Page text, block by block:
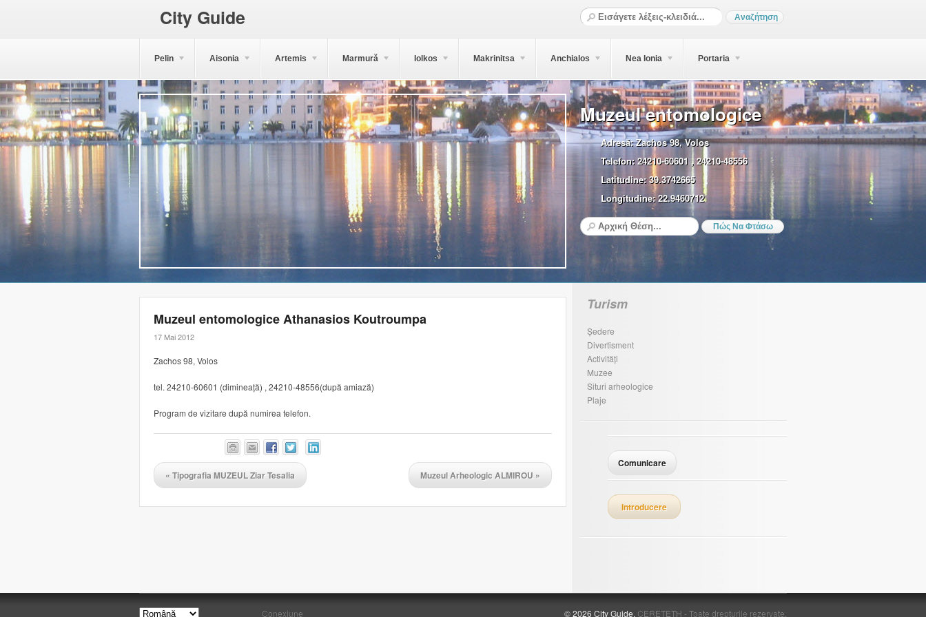
City Guide
Pelin Aisonia Artemis Marmură Iolkos Makrinitsa Anchialos Nea Ionia Portaria
Muzeul entomologice
Adresă:Zachos 98, Volos
Telefon:24210-60601 , 24210-48556
Latitudine:39.3742665
Longitudine:22.9460712
Muzeul entomologice Athanasios Koutroumpa
17 Mai 2012
Zachos 98, Volos
tel. 24210-60601 (dimineață) , 24210-48556(după amiază)
Program de vizitare după numirea telefon.
« Tipografia MUZEUL Ziar Tesalia Muzeul Arheologic ALMIROU »
Turism
Ședere
Divertisment
Activități
Muzee
Situri arheologice
Plaje
Comunicare
Introducere
Conexiune © 2026 City Guide. CERETETH - Toate drepturile rezervate.